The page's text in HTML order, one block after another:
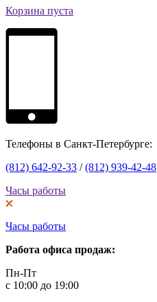
Корзина пуста
Телефоны в Санкт-Петербурге:
(812) 642-92-33 /(812) 939-42-48
Часы работы
Часы работы
Работа офиса продаж:
Пн-Пт
с 10:00 до 19:00